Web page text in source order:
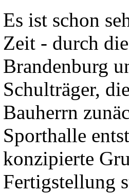
Es ist schon
Zeit - durch
Brandenburg
Schulträger,
Bauherrn
Sporthalle
konzipierte
Fertigstellung